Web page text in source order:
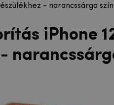
- narancssárga
iPhone